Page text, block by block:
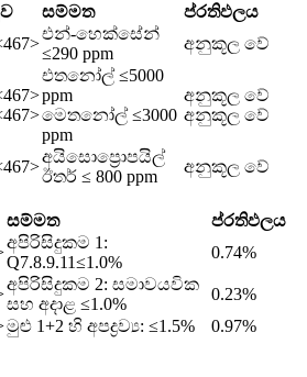
සම්මත
ප්රතිඵලය
එන්-හෙක්සේන්
≤290 ppm
අනුකූල වේ
එතනෝල් ≤5000
ppm
මෙතනෝල් ≤3000
ppm
අනුකූල වේ
අනුකූල වේ
අයිසොප්‍රොපයිල්
ඊතර් ≤ 800 ppm
අනුකූල වේ
සම්මත
ප්රතිඵලය
අපිරිසිදුකම 1:
Q7.8.9.11≤1.0%
0.74%
අපිරිසිදුකම 2: සමාවයවික
සහ අදාළ ≤1.0%
0.23%
මුළු 1+2 හි අපද්‍රව්‍ය: ≤1.5% 0.97%